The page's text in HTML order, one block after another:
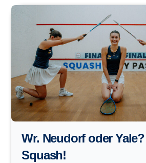
Wr. Neudorf oder
Squash!